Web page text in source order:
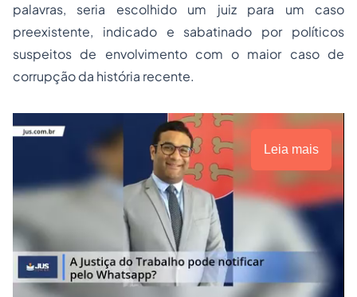
palavras, seria escolhido um juiz para um caso
preexistente, indicado e sabatinado por políticos
suspeitos de envolvimento com o maior caso de
corrupção da história recente.
Leia mais